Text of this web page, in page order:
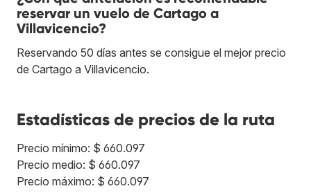
reservar un vuelo de Cartago a
Villavicencio?
Reservando 50 días antes se consigue el mejor precio
de Cartago a Villavicencio.
Estadísticas de precios de la ruta
Precio mínimo: $ 660.097
Precio medio: $ 660.097
Precio máximo: $ 660.097